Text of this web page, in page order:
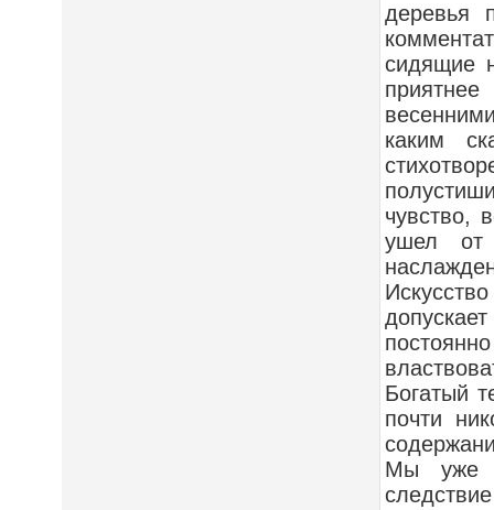
деревья
сидящие
каким
чувство,
ушел от
Богатый
почти
Мы уже